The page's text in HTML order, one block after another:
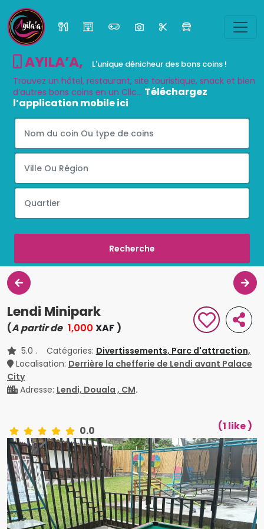
AYILA’A, L'unique dénicheur des bons coins !
Trouvez un hôtel, restaurant, site touristique, snack et bien
d’autres bons coins en un Clic... Téléchargez
l’application mobile ici
Lendi Minipark
(A partir de 1,000 XAF )
5.0 . Catégories: Divertissements, Parc d'attraction,
Localisation: Derrière la chefferie de Lendi avant Palace
City
Adresse: Lendi, Douala , CM.
0.0 (1 like )